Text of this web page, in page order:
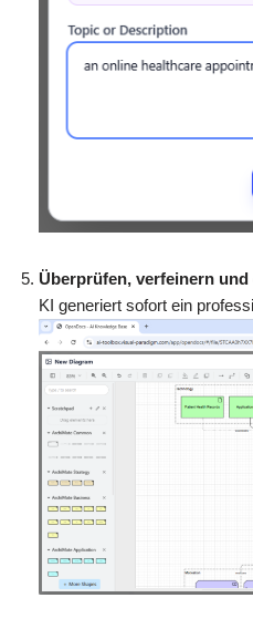
Überprüfen, verfeinern
KI generiert sofort ein